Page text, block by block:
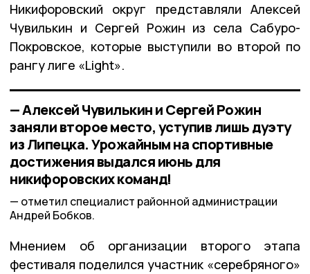
Никифоровский округ представляли Алексей
Чувилькин и Сергей Рожин из села Сабуро-
Покровское, которые выступили во второй по
рангу лиге «Light».
— Алексей Чувилькин и Сергей Рожин
заняли второе место, уступив лишь дуэту
из Липецка. Урожайным на спортивные
достижения выдался июнь для
никифоровских команд!
отметил специалист районной администрации
Андрей Бобков.
Мнением об организации второго этапа
фестиваля поделился участник «серебряного»